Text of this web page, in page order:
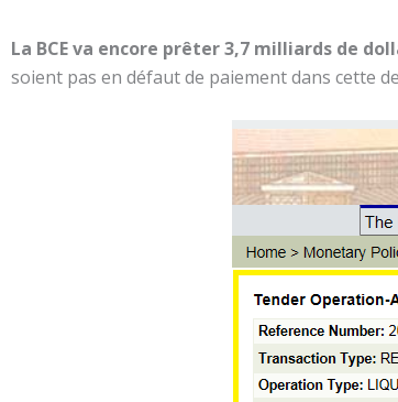
La BCE va encore prêter 3,7 milliards de
soient pas en défaut de paiement dans cette